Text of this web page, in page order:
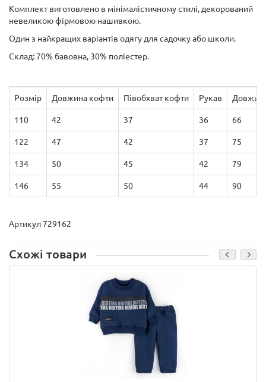
Комплект виготовлено в мінімалістичному стилі, декорований
невеликою фірмовою нашивкою.
Один з найкращих варіантів одягу для садочку або школи.
Склад:70% бавовна, 30% поліестер.
Розмір Довжина кофти Півобхват кофти Рукав
110 42 37 36 66
122 47 42 37 75
134 50 45 42 79
146 55 50 44 90
Артикул 729162
Схожі товари